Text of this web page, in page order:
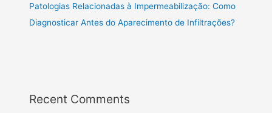
Patologias Relacionadas à Impermeabilização: Como
Diagnosticar Antes do Aparecimento de Infiltrações?
Recent Comments